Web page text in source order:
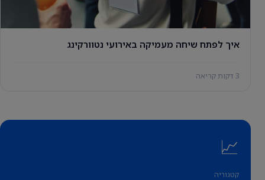
איך לפתח שיחה מעמיקה באירועי נטוורקינג
3 דקות קריאה
📈
קטגוריה